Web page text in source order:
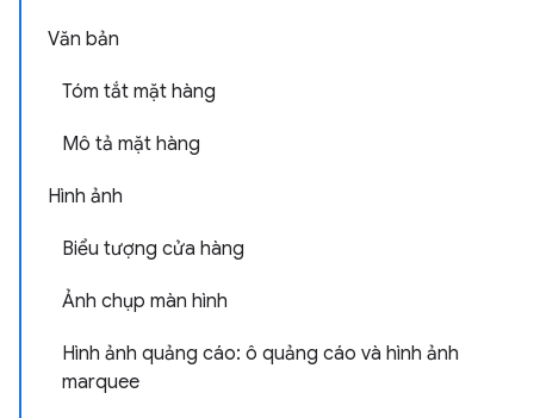
Văn bản
Tóm tắt mặt hàng
Mô tả mặt hàng
Hình ảnh
Biểu tượng cửa hàng
Ảnh chụp màn hình
Hình ảnh quảng cáo: ô quảng cáo và hình ảnh
marquee